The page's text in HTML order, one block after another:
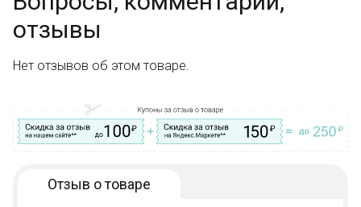
отзывы
Нет отзывов об этом товаре.
Отзыв о товаре